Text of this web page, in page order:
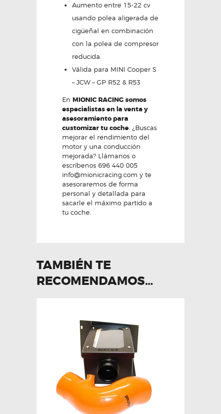
Aumento entre 15-22 cv
usando polea aligerada de
cigüeñal en combinación
con la polea de compresor
reducida.
Válida para MINI Cooper S
– JCW – GP R52 & R53
En MIONIC RACING somos
especialistas en la venta y
asesoramiento para
customizar tu coche . ¿Buscas
mejorar el rendimiento del
motor y una conducción
mejorada? Llámanos o
escríbenos 696 440 005
info@mionicracing.com y te
asesoraremos de forma
personal y detallada para
sacarle el máximo partido a
tu coche.
TAMBIÉN TE
RECOMENDAMOS…